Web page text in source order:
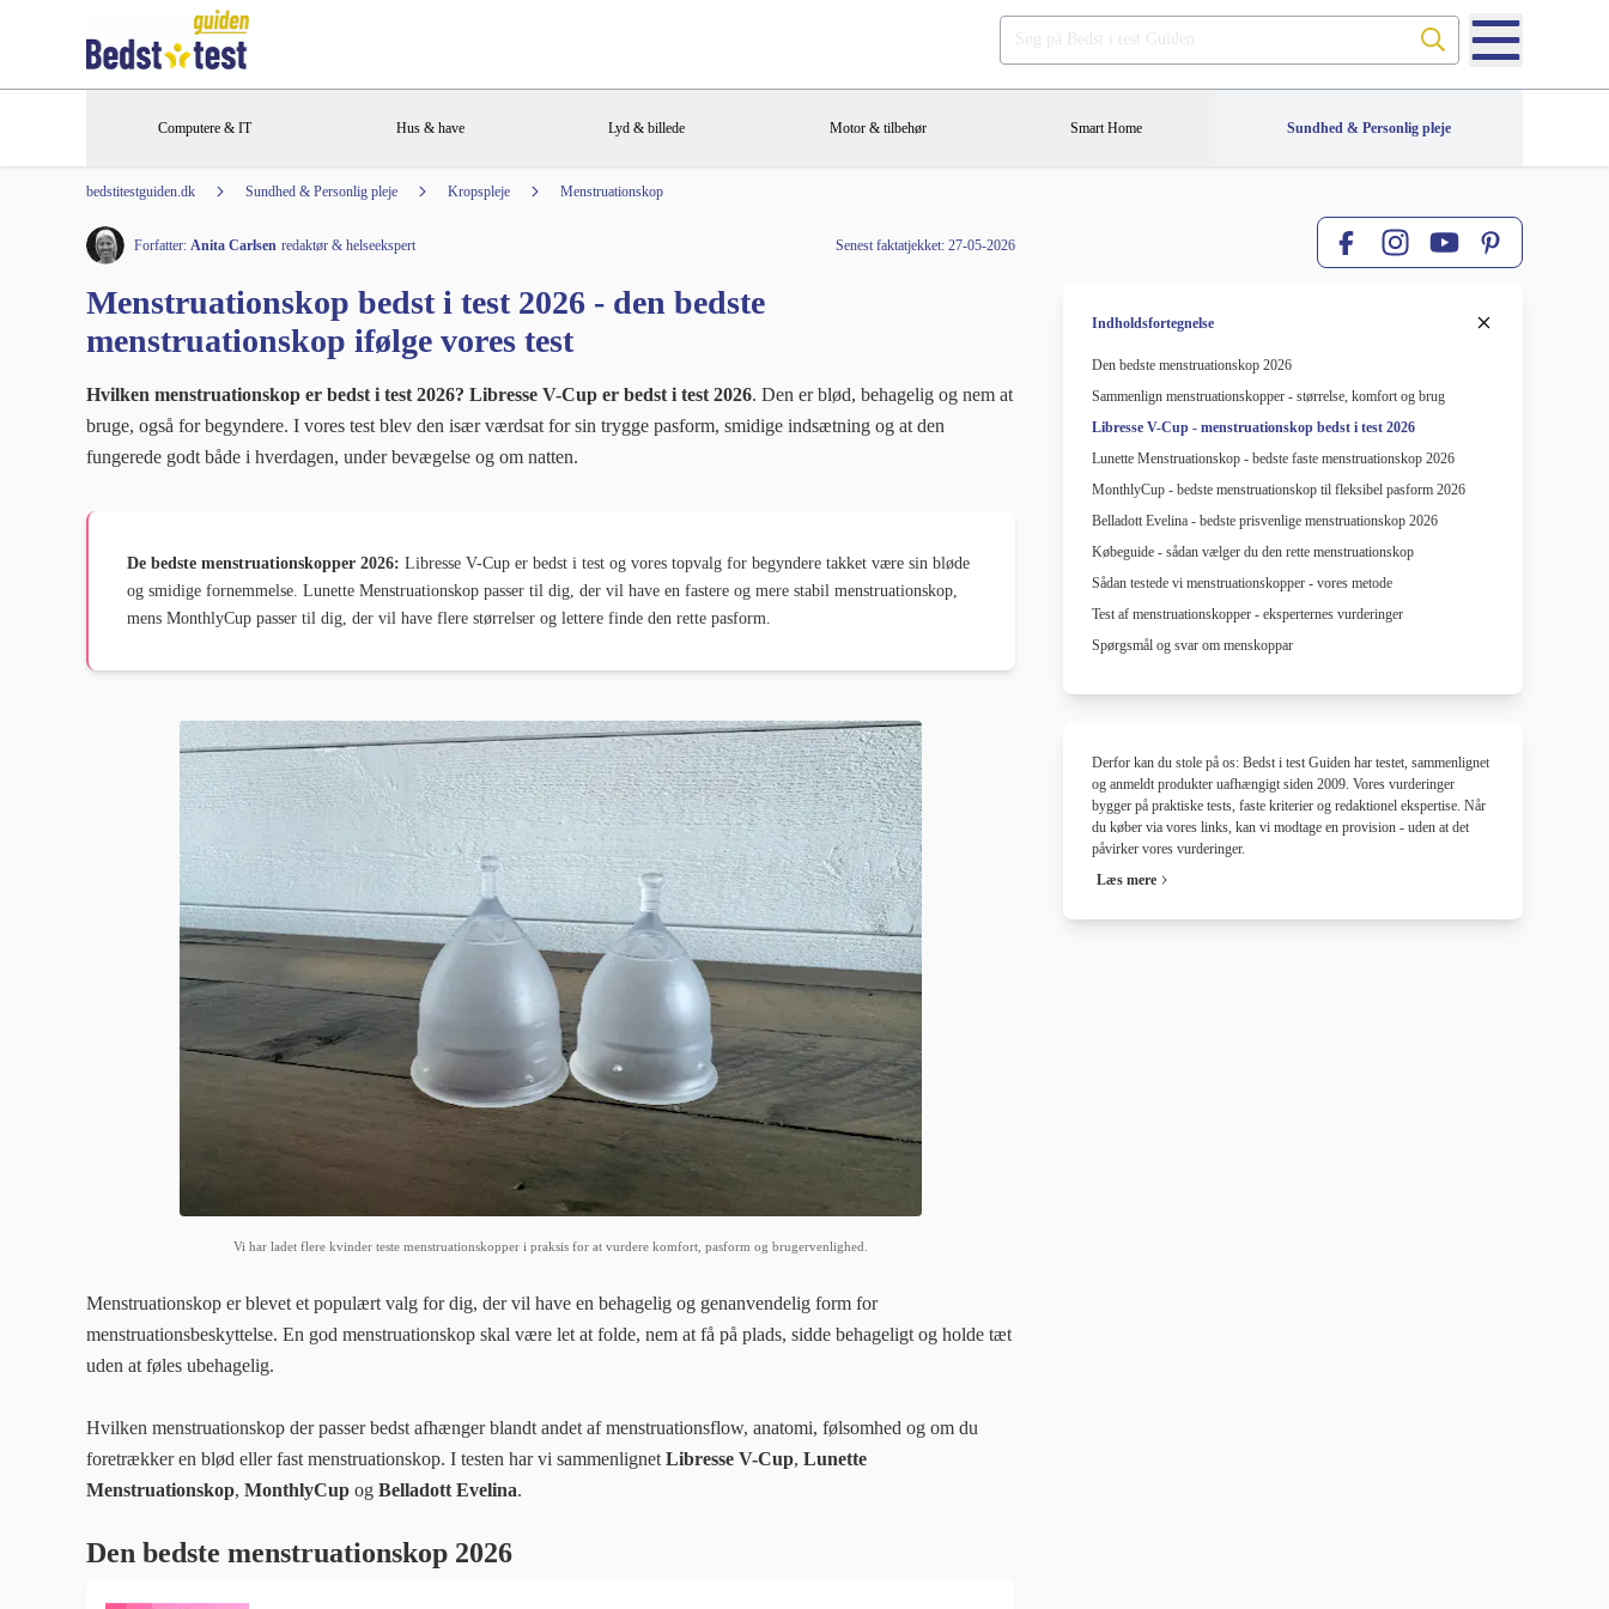
Søg på Bedst i test Guiden
Computere & IT Hus & have Lyd & billede Motor & tilbehør Smart Home Sundhed & Personlig pleje
bedstitestguiden.dk Sundhed & Personlig pleje Kropspleje Menstruationskop
Forfatter: Anita Carlsen redaktør & helseekspert Senest faktatjekket: 27-05-2026
Menstruationskop bedst i test 2026 - den bedste
menstruationskop ifølge vores test
Hvilken menstruationskop er bedst i test 2026? Libresse V-Cup er bedst i test 2026. Den er blød, behagelig og nem at
bruge, også for begyndere. I vores test blev den især værdsat for sin trygge pasform, smidige indsætning og at den
fungerede godt både i hverdagen, under bevægelse og om natten.
De bedste menstruationskopper 2026: Libresse V-Cup er bedst i test og vores topvalg for begyndere takket være sin bløde
og smidige fornemmelse. Lunette Menstruationskop passer til dig, der vil have en fastere og mere stabil menstruationskop,
mens MonthlyCup passer til dig, der vil have flere størrelser og lettere finde den rette pasform.
Vi har ladet flere kvinder teste menstruationskopper i praksis for at vurdere komfort, pasform og brugervenlighed.
Menstruationskop er blevet et populært valg for dig, der vil have en behagelig og genanvendelig form for
menstruationsbeskyttelse. En god menstruationskop skal være let at folde, nem at få på plads, sidde behageligt og holde tæt
uden at føles ubehagelig.
Hvilken menstruationskop der passer bedst afhænger blandt andet af menstruationsflow, anatomi, følsomhed og om du
foretrækker en blød eller fast menstruationskop. I testen har vi sammenlignet Libresse V-Cup, Lunette
Menstruationskop, MonthlyCup og Belladott Evelina.
Den bedste menstruationskop 2026
FacebookInstagramYouTubePinterest
Indholdsfortegnelse
Den bedste menstruationskop 2026
Sammenlign menstruationskopper - størrelse, komfort og brug
Libresse V-Cup - menstruationskop bedst i test 2026
Lunette Menstruationskop - bedste faste menstruationskop 2026
MonthlyCup - bedste menstruationskop til fleksibel pasform 2026
Belladott Evelina - bedste prisvenlige menstruationskop 2026
Købeguide - sådan vælger du den rette menstruationskop
Sådan testede vi menstruationskopper - vores metode
Test af menstruationskopper - eksperternes vurderinger
Spørgsmål og svar om menskoppar
Derfor kan du stole på os: Bedst i test Guiden har testet, sammenlignet
og anmeldt produkter uafhængigt siden 2009. Vores vurderinger
bygger på praktiske tests, faste kriterier og redaktionel ekspertise. Når
du køber via vores links, kan vi modtage en provision - uden at det
påvirker vores vurderinger.
Læs mere